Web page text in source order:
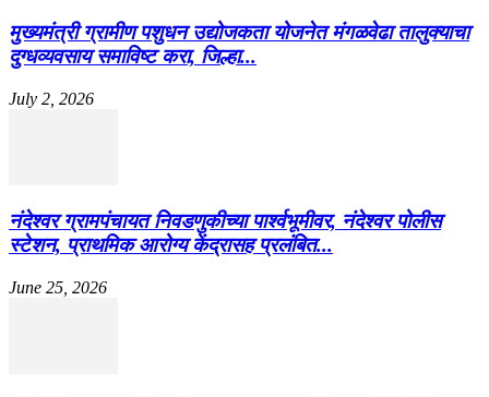
मुख्यमंत्री ग्रामीण पशुधन उद्योजकता योजनेत मंगळवेढा तालुक्याचा
दुग्धव्यवसाय समाविष्ट करा, जिल्हा...
July 2, 2026
नंदेश्वर ग्रामपंचायत निवडणुकीच्या पार्श्वभूमीवर, नंदेश्वर पोलीस
स्टेशन, प्राथमिक आरोग्य केंद्रासह प्रलंबित...
June 25, 2026